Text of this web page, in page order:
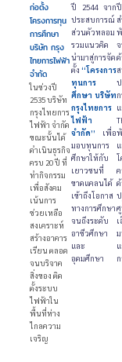
ก่อตั้ง
โครงการทุน
การศึกษา
บริษัท กรุง
ไทยการไฟฟ้า
จำกัด
ในช่วงปี
2535 บริษัท
กรุงไทยการ
ไฟฟ้า จำกัด
ขณะนั้นได้
ดำเนินธุรกิจ
ครบ 20 ปี ที่
ทำกิจกรรม
เพื่อสังคม
เน้นการ
ช่วยเหลือ
สงเคราะห์
สร้างอาคาร
เรียน ตลอด
จนบริจาค
สิ่งของ ติด
ตั้งระบบ
ไฟฟ้าใน
พื้นที่ห่าง
ไกลความ
เจริญ
ปี 2544 จาก
ประสบการณ์
ส่วนตัวหลอม
รวมแนวคิด
นำมาสู่การจัด
ตั้ง“โครงการ
ทุนการ
ศึกษา บริษัท
กรุงไทยการ
ไฟฟ้า
จำกัด” เพื่อ
มอบทุนการ
ศึกษาให้กับ
เยาวชนที่
ขาดแคลนได้
เข้าถึงโอกาส
ทางการศึกษา
จนถึงระดับ
อาชีวศึกษา
และ
อุดมศึกษา